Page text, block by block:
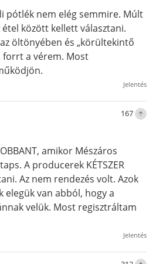
pótlék nem elég semmire. Múlt
között kellett választani.
öltönyében és „körültekintő
forrt a vérem. Most
Jelentés
167
amikor Mészáros
A producerek KÉTSZER
Az nem rendezés volt. Azok
elegük van abból, hogy a
velük. Most regisztráltam
Jelentés